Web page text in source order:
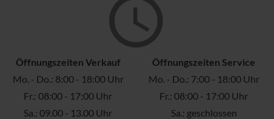
Öffnungszeiten Verkauf
Mo. - Do.: 8:00 - 18:00 Uhr
Fr.: 08:00 - 17:00 Uhr
Sa.: 09.00 - 13.00 Uhr
Öffnungszeiten Service
Mo. - Do.: 7:00 - 18:00 Uhr
Fr.: 08:00 - 17:00 Uhr
Sa.: geschlossen